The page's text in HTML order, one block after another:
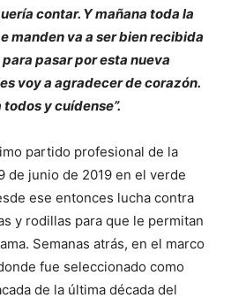
contar. Y mañana toda la
manden va a ser bien recibida
pasar por esta nueva
voy a agradecer de corazón.
y cuídense”.
partido profesional de la
de junio de 2019 en el verde
ese entonces lucha contra
y rodillas para que le permitan
Semanas atrás, en el marco
fue seleccionado como
de la última década del